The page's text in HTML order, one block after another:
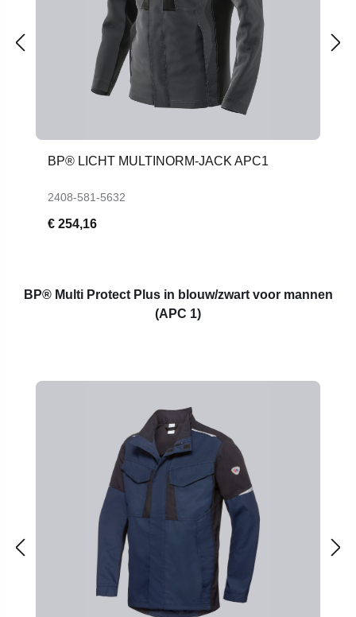
BP® LICHT MULTINORM-JACK APC1
2408-581-5632
€ 254,16
BP® Multi Protect Plus in blouw/zwart voor mannen
(APC 1)